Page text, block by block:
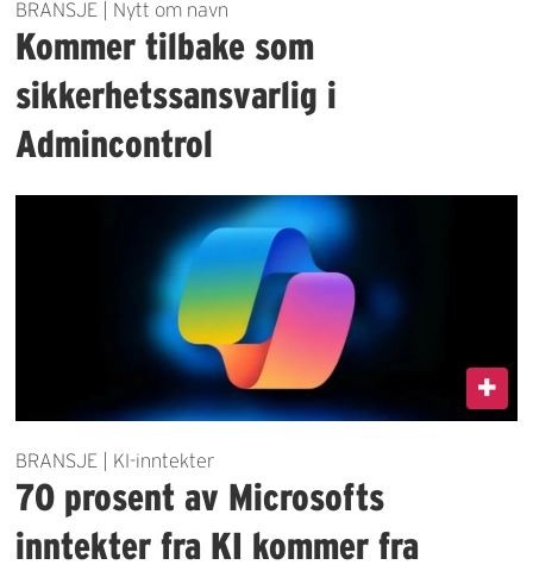
BRANSJE | Nytt om navn
Kommer tilbake som
sikkerhetssansvarlig i
Admincontrol
BRANSJE | KI-inntekter
70 prosent av Microsofts
inntekter fra KI kommer fra